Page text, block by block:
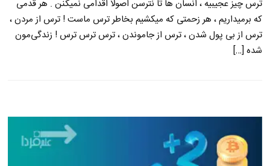
ترس چیز عجیبیه ، انسان ها تا نترسن اصولا اقدامی نمیکنن . هر قدمی
که برمیداریم ، هر زحمتی که میکشیم بخاطر ترس ماست ! ترس از مردن ،
ترس از بی پول شدن ، ترس از جاموندن ، ترس ترس ترس ! زندگی‌مون
شده […]